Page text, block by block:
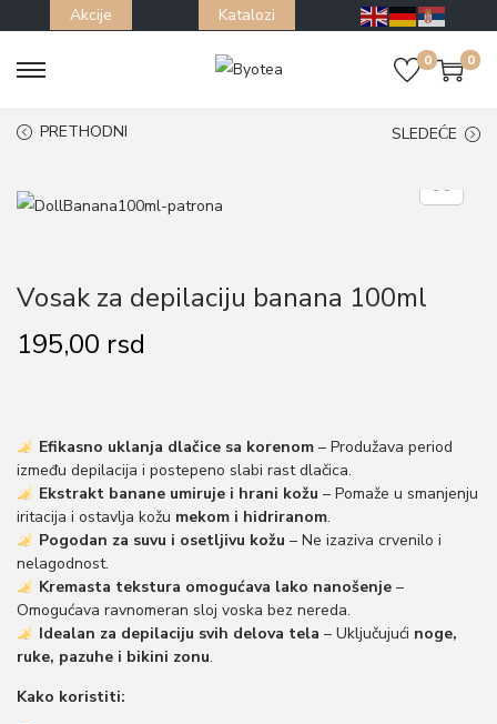
Akcije Katalozi
S
t
i
o
n
S
t
0 0
PRETHODNI SLEDEĆE
Vosak za depilaciju banana 100ml
195,00 rsd
Efikasno uklanja dlačice sa korenom– Produžava period
između depilacija i postepeno slabi rast dlačica.
Ekstrakt banane umiruje i hrani kožu – Pomaže u smanjenju
iritacija i ostavlja kožu mekom i hidriranom.
Pogodan za suvu i osetljivu kožu – Ne izaziva crvenilo i
nelagodnost.
Kremasta tekstura omogućava lako nanošenje–
Omogućava ravnomeran sloj voska bez nereda.
Idealan za depilaciju svih delova tela – Uključujući noge,
ruke, pazuhe i bikini zonu.
Kako koristiti: